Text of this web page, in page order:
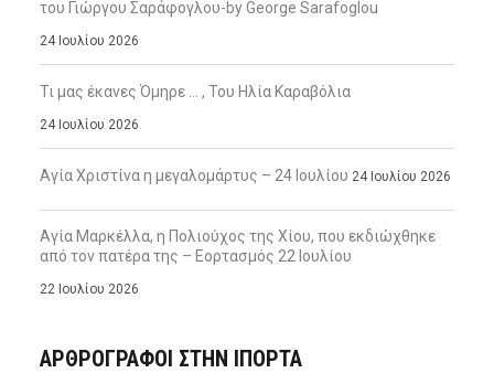
του Γιώργου Σαράφογλου-by George Sarafoglou
24 Ιουλίου 2026
Τι μας έκανες Όμηρε … , Του Ηλία Καραβόλια
24 Ιουλίου 2026
Αγία Χριστίνα η μεγαλομάρτυς – 24 Ιουλίου 24 Ιουλίου 2026
Αγία Μαρκέλλα, η Πολιούχος της Χίου, που εκδιώχθηκε
από τον πατέρα της – Εορτασμός 22 Ιουλίου
22 Ιουλίου 2026
ΑΡΘΡΟΓΡΑΦΟΙ ΣΤΗΝ IΠΟΡΤΑ